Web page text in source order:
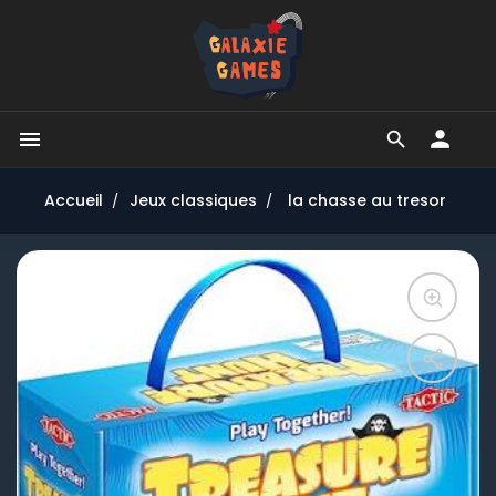


Accueil Jeux classiques la chasse au tresor